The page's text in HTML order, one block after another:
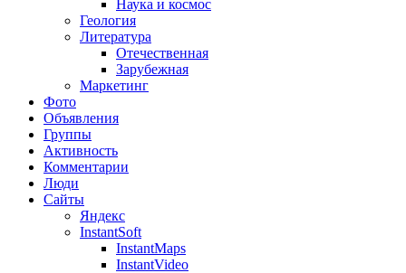
Наука и космос
Геология
Литература
Отечественная
Зарубежная
Маркетинг
Фото
Объявления
Группы
Активность
Комментарии
Люди
Сайты
Яндекс
InstantSoft
InstantMaps
InstantVideo